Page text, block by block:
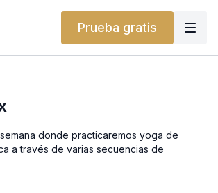
Prueba gratis
donde practicaremos yoga de
a través de varias secuencias de